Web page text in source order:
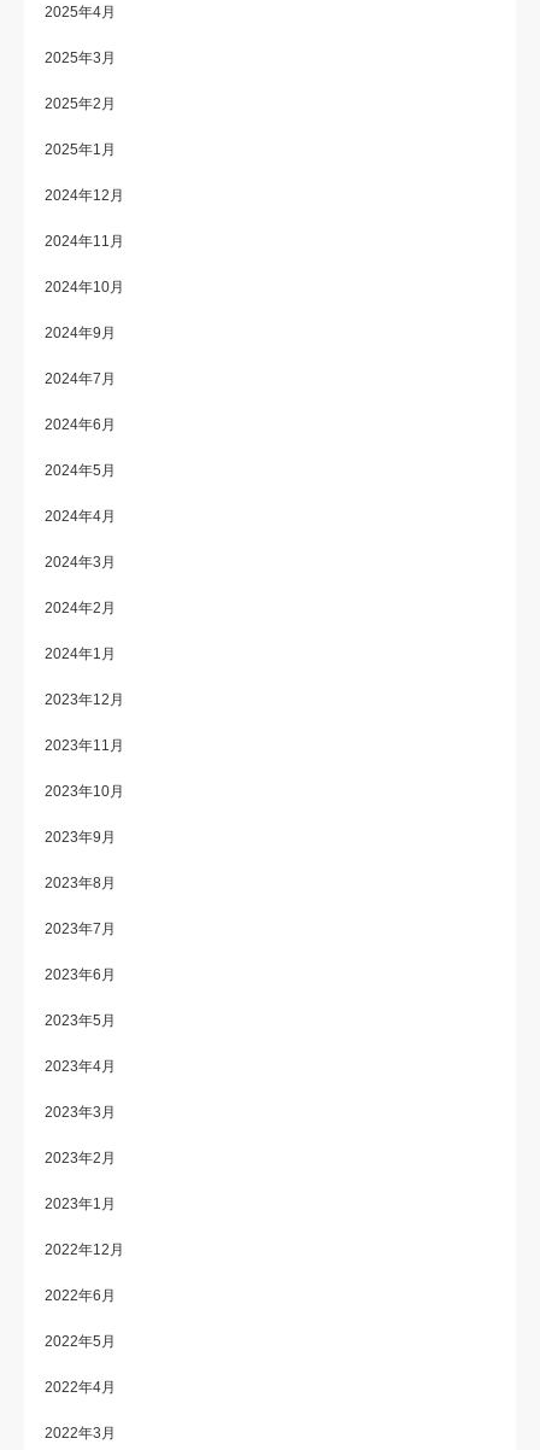
2025年4月
2025年3月
2025年2月
2025年1月
2024年12月
2024年11月
2024年10月
2024年9月
2024年7月
2024年6月
2024年5月
2024年4月
2024年3月
2024年2月
2024年1月
2023年12月
2023年11月
2023年10月
2023年9月
2023年8月
2023年7月
2023年6月
2023年5月
2023年4月
2023年3月
2023年2月
2023年1月
2022年12月
2022年6月
2022年5月
2022年4月
2022年3月